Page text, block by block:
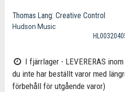
Thomas Lang: Creative Control
Hudson Music
I fjärrlager - LEVERERAS
du inte har beställt varor med
förbehåll för utgående varor)